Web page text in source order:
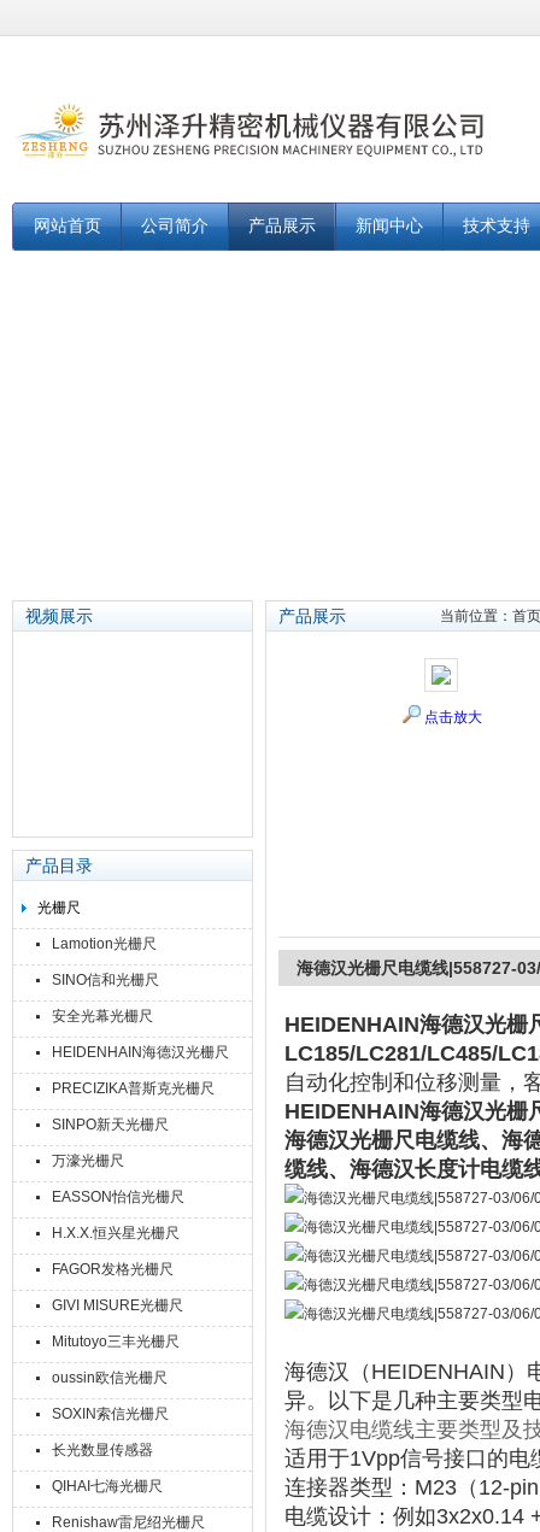
网站首页 公司简介 产品展示 新闻中心 技术支持
视频展示
产品目录
光栅尺
Lamotion光栅尺
SINO信和光栅尺
安全光幕光栅尺
HEIDENHAIN海德汉光栅尺
PRECIZIKA普斯克光栅尺
SINPO新天光栅尺
万濠光栅尺
EASSON怡信光栅尺
H.X.X.恒兴星光栅尺
FAGOR发格光栅尺
GIVI MISURE光栅尺
Mitutoyo三丰光栅尺
oussin欧信光栅尺
SOXIN索信光栅尺
长光数显传感器
QIHAI七海光栅尺
Renishaw雷尼绍光栅尺
产品展示 当前位置： 首页
点击放大
海德汉光栅尺电缆线|558727-
HEIDENHAIN海德汉光栅
LC185/LC281/LC485/
自动化控制和位移测量，
HEIDENHAIN海德汉光栅
海德汉光栅尺电缆线、海
缆线、海德汉长度计电缆
海德汉（HEIDENHAIN）
异。以下是几种主要类型
海德汉电缆线主要类型及
适用于1Vpp信号接口的电
连接器类型 ：M23（12-
电缆设计 ：例如3x2x0.14